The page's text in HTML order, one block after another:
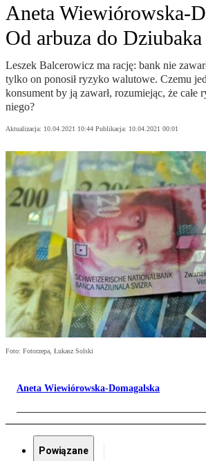
Aneta Wiewiórowska-
Od arbuza do Dziubaka
Leszek Balcerowicz ma rację: bank nie
tylko on ponosił ryzyko walutowe. Czemu
konsument by ją zawarł, rozumiejąc, że całe
niego?
Aktualizacja: 10.04.2021 10:44 Publikacja: 10.04.2021 00:01
Foto: Fotorzepa, Łukasz Solski
Aneta Wiewiórowska-Domagalska
Powiązane